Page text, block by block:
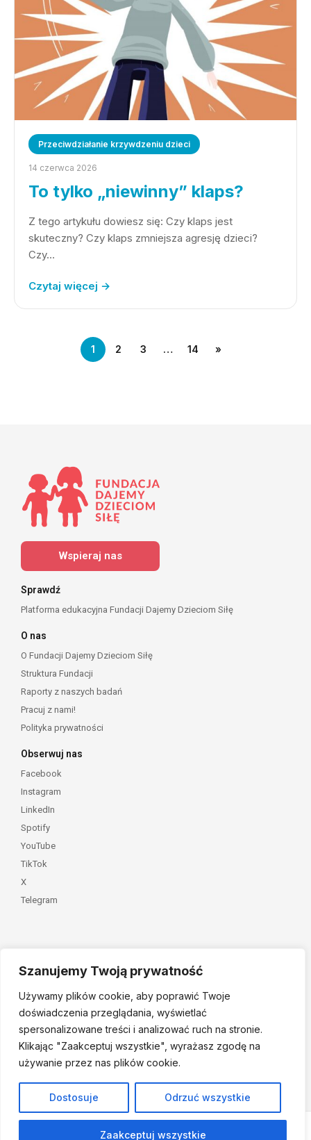
Szanujemy Twoją prywatność
Używamy plików cookie, aby poprawić Twoje
doświadczenia przeglądania, wyświetlać
spersonalizowane treści i analizować ruch na stronie.
Klikając "Zaakceptuj wszystkie", wyrażasz zgodę na
używanie przez nas plików cookie.
Dostosuje Odrzuć wszystkie
Zaakceptuj wszystkie
Przeciwdziałanie krzywdzeniu dzieci
14 czerwca 2026
To tylko „niewinny” klaps?
Z tego artykułu dowiesz się: Czy klaps jest
skuteczny? Czy klaps zmniejsza agresję dzieci?
Czy…
Czytaj więcej →
1 2 3 … 14 »
Wspieraj nas
Sprawdź
Platforma edukacyjna Fundacji Dajemy Dzieciom Siłę
O nas
O Fundacji Dajemy Dzieciom Siłę
Struktura Fundacji
Raporty z naszych badań
Pracuj z nami!
Polityka prywatności
Obserwuj nas
Facebook
Instagram
LinkedIn
Spotify
YouTube
TikTok
X
Telegram
Należymy do
© 2026 Fundacja Dajemy Dzieciom Siłę • Projekt:nordmind.pl